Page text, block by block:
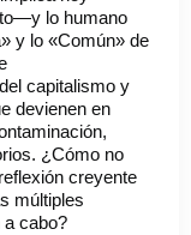
lo humano
y lo «Común» de
capitalismo y
devienen en
¿Cómo no
creyente
múltiples
a cabo?